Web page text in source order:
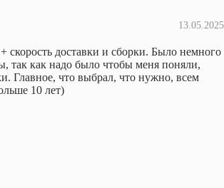
13.05.2025
скорость доставки и сборки. Было немного
так как надо было чтобы меня поняли,
Главное, что выбрал, что нужно, всем
10 лет)